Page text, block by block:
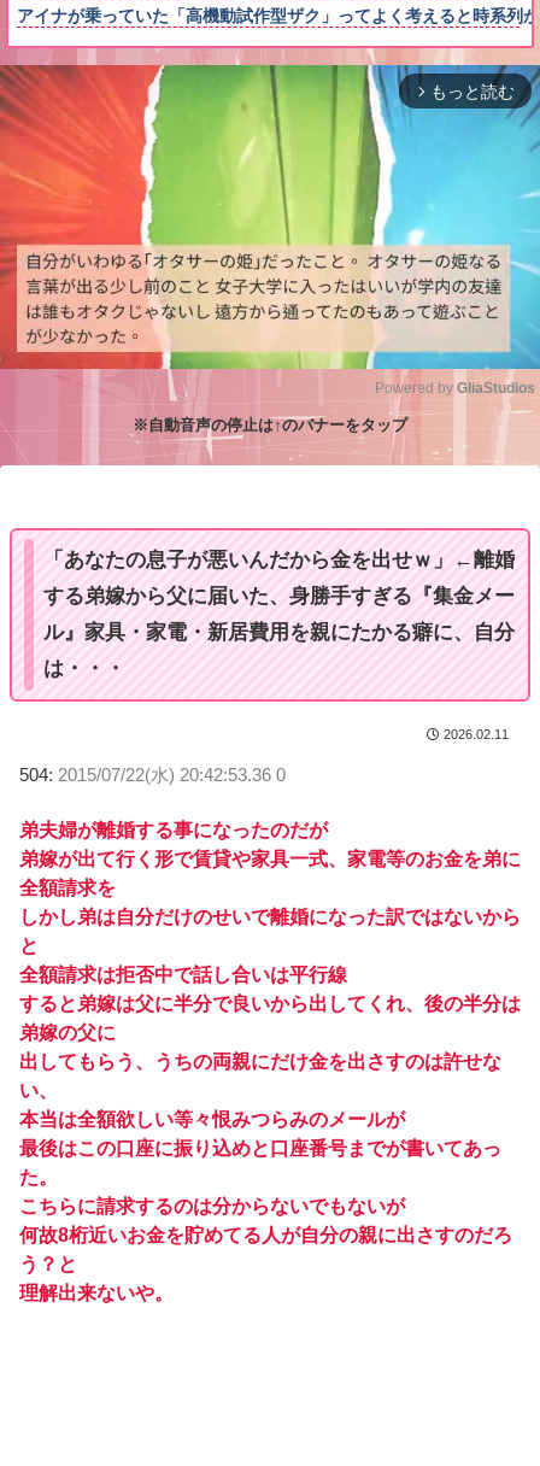
アイナが乗っていた「高機動試作型ザク」ってよく考えると時系列
arrow_forward_ios もっと読む
Powered by GliaStudios
※自動音声の停止は↑のバナーをタップ
「あなたの息子が悪いんだから金を出せｗ」←離婚
する弟嫁から父に届いた、身勝手すぎる『集金メー
ル』家具・家電・新居費用を親にたかる癖に、自分
は・・・
2026.02.11
504: 2015/07/22(水) 20:42:53.36 0
弟夫婦が離婚する事になったのだが
弟嫁が出て行く形で賃貸や家具一式、家電等のお金を弟に
全額請求を
しかし弟は自分だけのせいで離婚になった訳ではないから
と
全額請求は拒否中で話し合いは平行線
すると弟嫁は父に半分で良いから出してくれ、後の半分は
弟嫁の父に
出してもらう、うちの両親にだけ金を出さすのは許せな
い、
本当は全額欲しい等々恨みつらみのメールが
最後はこの口座に振り込めと口座番号までが書いてあっ
た。
こちらに請求するのは分からないでもないが
何故8桁近いお金を貯めてる人が自分の親に出さすのだろ
う？と
理解出来ないや。